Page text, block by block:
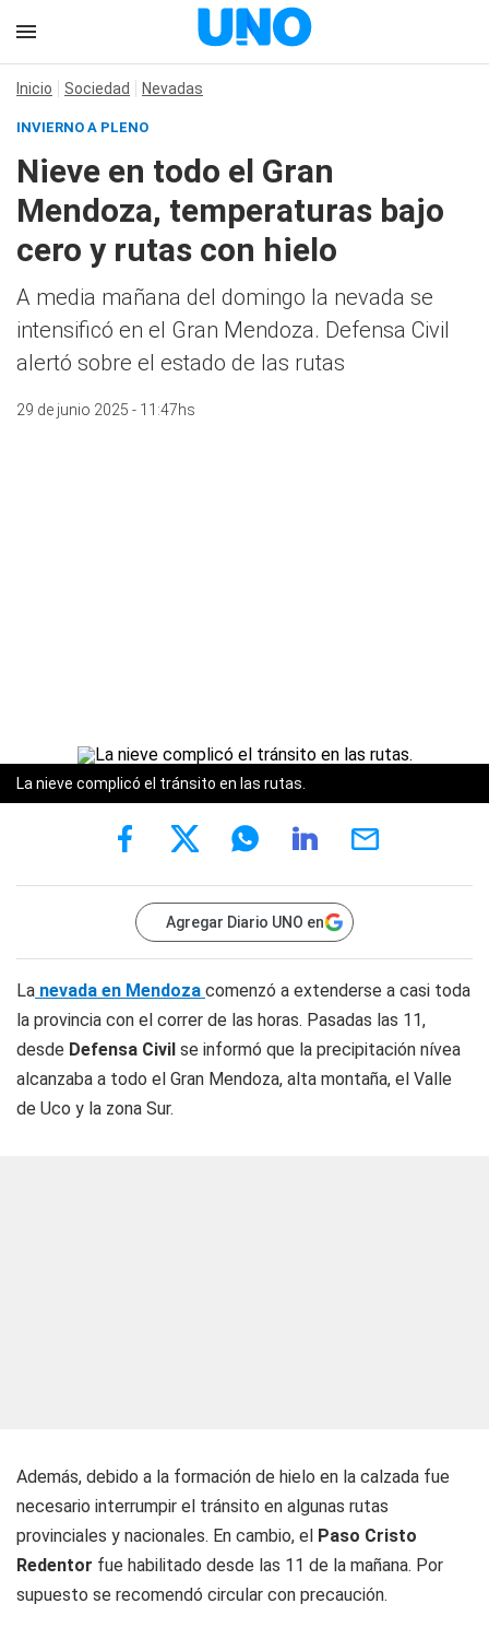
Inicio Sociedad Nevadas
INVIERNO A PLENO
Nieve en todo el Gran
Mendoza, temperaturas bajo
cero y rutas con hielo
A media mañana del domingo la nevada se
intensificó en el Gran Mendoza. Defensa Civil
alertó sobre el estado de las rutas
29 de junio 2025 - 11:47hs
La nieve complicó el tránsito en las rutas.
Agregar Diario UNO en
La nevada en Mendoza comenzó a extenderse a casi toda
la provincia con el correr de las horas. Pasadas las 11,
desde Defensa Civil se informó que la precipitación nívea
alcanzaba a todo el Gran Mendoza, alta montaña, el Valle
de Uco y la zona Sur.
Además, debido a la formación de hielo en la calzada fue
necesario interrumpir el tránsito en algunas rutas
provinciales y nacionales. En cambio, el Paso Cristo
Redentor fue habilitado desde las 11 de la mañana. Por
supuesto se recomendó circular con precaución.